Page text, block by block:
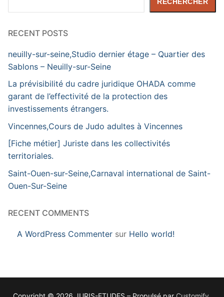
RECHERCHER
RECENT POSTS
neuilly-sur-seine,Studio dernier étage – Quartier des
Sablons – Neuilly-sur-Seine
La prévisibilité du cadre juridique OHADA comme
garant de l’effectivité de la protection des
investissements étrangers.
Vincennes,Cours de Judo adultes à Vincennes
[Fiche métier] Juriste dans les collectivités
territoriales.
Saint-Ouen-sur-Seine,Carnaval international de Saint-
Ouen-Sur-Seine
RECENT COMMENTS
A WordPress Commenter sur Hello world!